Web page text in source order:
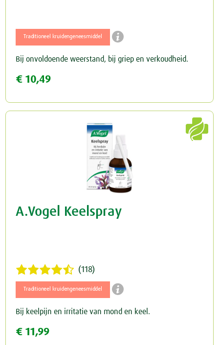
Traditioneel kruidengeneesmiddel 
Bij onvoldoende weerstand, bij griep en verkoudheid.
€ 10,49

A.Vogel Keelspray
(118)
Traditioneel kruidengeneesmiddel 
Bij keelpijn en irritatie van mond en keel.
€ 11,99